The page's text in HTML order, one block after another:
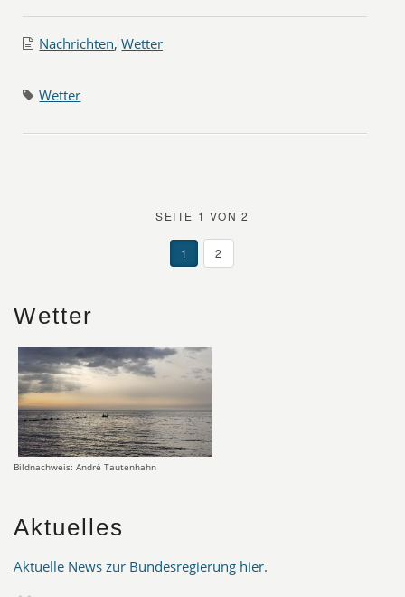
Nachrichten,Wetter
Wetter
SEITE 1 VON 2
1 2
Wetter
Bildnachweis: André Tautenhahn
Aktuelles
Aktuelle News zur Bundesregierung hier.